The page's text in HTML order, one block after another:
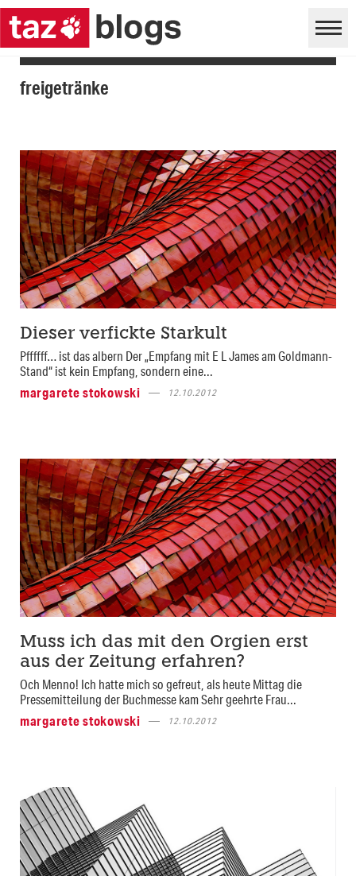
freigetränke
Dieser verfickte Starkult
Pffffff… ist das albern Der „Empfang mit E L James am Goldmann-
Stand“ ist kein Empfang, sondern eine...
margarete stokowski
12.10.2012
Muss ich das mit den Orgien erst
aus der Zeitung erfahren?
Och Menno! Ich hatte mich so gefreut, als heute Mittag die
Pressemitteilung der Buchmesse kam Sehr geehrte Frau...
margarete stokowski
12.10.2012